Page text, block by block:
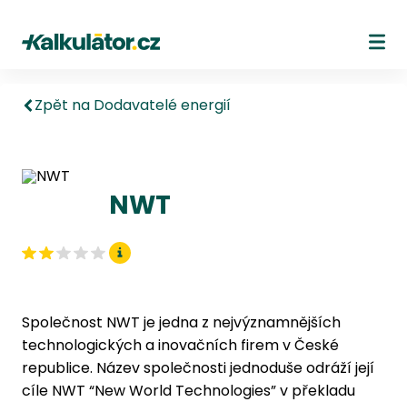
Kalkulátor.cz
Zpět na Dodavatelé energií
NWT
Společnost NWT je jedna z nejvýznamnějších
technologických a inovačních firem v České
republice. Název společnosti jednoduše odráží její
cíle NWT “New World Technologies” v překladu